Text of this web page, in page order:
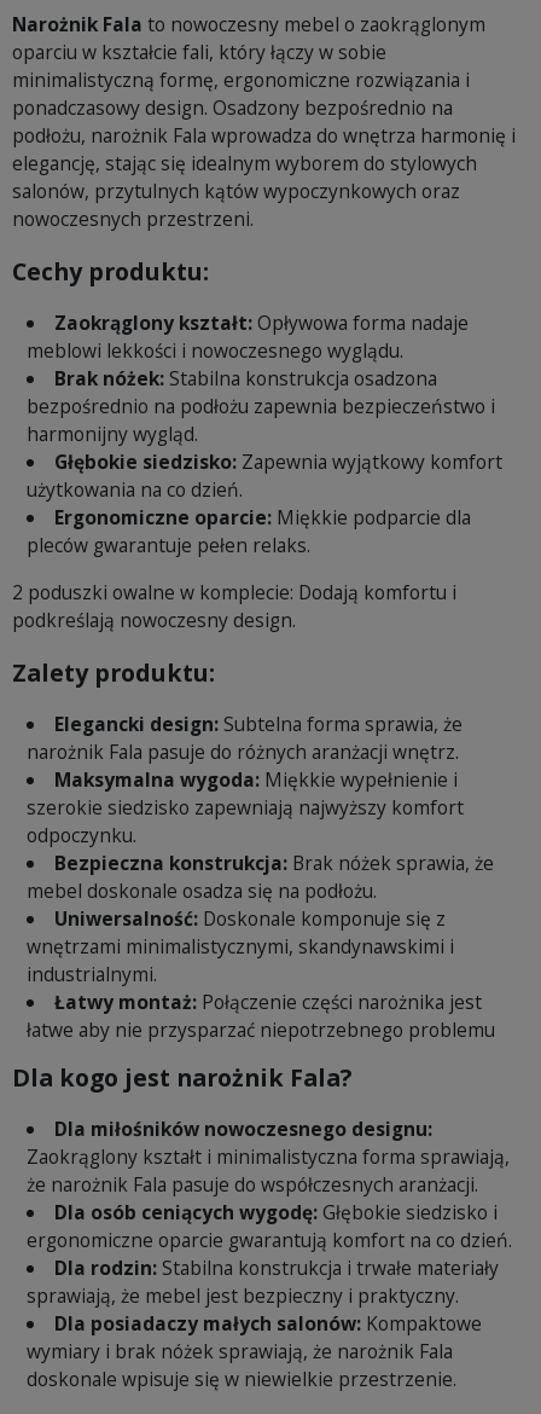
Narożnik Fala to nowoczesny mebel o zaokrąglonym
oparciu w kształcie fali, który łączy w sobie
minimalistyczną formę, ergonomiczne rozwiązania i
ponadczasowy design. Osadzony bezpośrednio na
podłożu, narożnik Fala wprowadza do wnętrza harmonię i
elegancję, stając się idealnym wyborem do stylowych
salonów, przytulnych kątów wypoczynkowych oraz
nowoczesnych przestrzeni.
Cechy produktu:
Zaokrąglony kształt:Opływowa forma nadaje
meblowi lekkości i nowoczesnego wyglądu.
Brak nóżek:Stabilna konstrukcja osadzona
bezpośrednio na podłożu zapewnia bezpieczeństwo i
harmonijny wygląd.
Głębokie siedzisko:Zapewnia wyjątkowy komfort
użytkowania na co dzień.
Ergonomiczne oparcie:Miękkie podparcie dla
pleców gwarantuje pełen relaks.
2 poduszki owalne w komplecie: Dodają komfortu i
podkreślają nowoczesny design.
Zalety produktu:
Elegancki design:Subtelna forma sprawia, że
narożnik Fala pasuje do różnych aranżacji wnętrz.
Maksymalna wygoda:Miękkie wypełnienie i
szerokie siedzisko zapewniają najwyższy komfort
odpoczynku.
Bezpieczna konstrukcja:Brak nóżek sprawia, że
mebel doskonale osadza się na podłożu.
Uniwersalność:Doskonale komponuje się z
wnętrzami minimalistycznymi, skandynawskimi i
industrialnymi.
Łatwy montaż:Połączenie części narożnika jest
łatwe aby nie przysparzać niepotrzebnego problemu
Dla kogo jest narożnik Fala?
Dla miłośników nowoczesnego designu:
Zaokrąglony kształt i minimalistyczna forma sprawiają,
że narożnik Fala pasuje do współczesnych aranżacji.
Dla osób ceniących wygodę:Głębokie siedzisko i
ergonomiczne oparcie gwarantują komfort na co dzień.
Dla rodzin:Stabilna konstrukcja i trwałe materiały
sprawiają, że mebel jest bezpieczny i praktyczny.
Dla posiadaczy małych salonów:Kompaktowe
wymiary i brak nóżek sprawiają, że narożnik Fala
doskonale wpisuje się w niewielkie przestrzenie.